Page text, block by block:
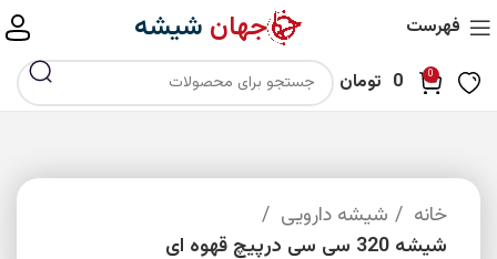
فهرست جهان شیشه
0
0 تومان
خانه
شیشه دارویی
شیشه 320 سی سی درپیچ قهوه ای